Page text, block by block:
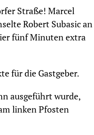
Straße! Marcel
Robert Subasic an
fünf Minuten extra
für die Gastgeber.
ausgeführt wurde,
linken Pfosten